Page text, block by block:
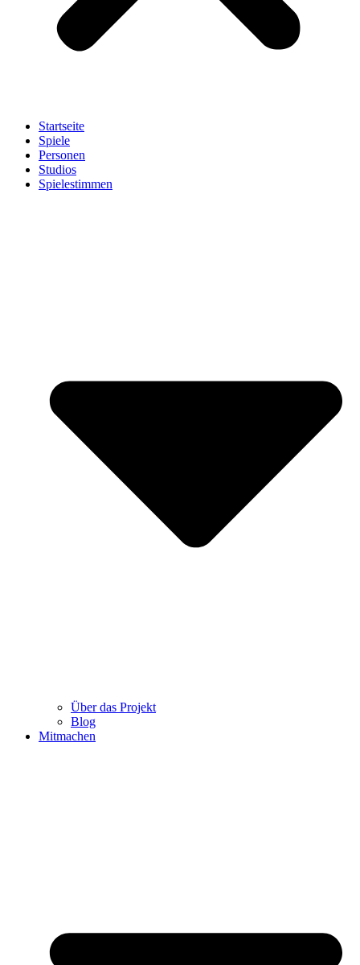
Startseite
Spiele
Personen
Studios
Spielestimmen
Über das Projekt
Blog
Mitmachen